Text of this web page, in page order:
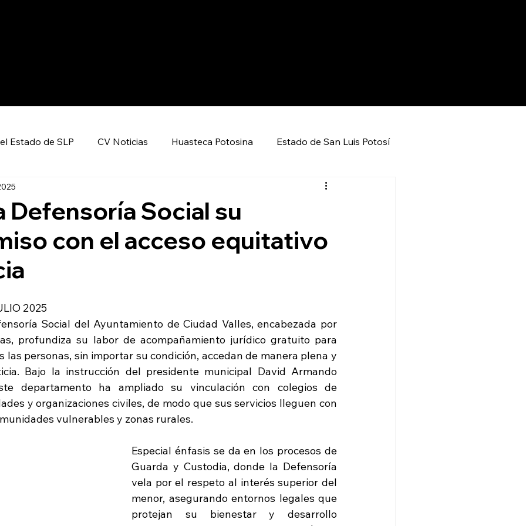
Estado de SLP CV Noticias Huasteca Potosina Estado de San Luis Potosí
Entretenimiento
y Tecnología Economía Política
Defensoría Social su
con el acceso equitativo
2025
Social del Ayuntamiento de Ciudad Valles, encabezada por
profundiza su labor de acompañamiento jurídico gratuito para
las personas, sin importar su condición, accedan de manera plena y
Bajo la instrucción del presidente municipal David Armando
departamento ha ampliado su vinculación con colegios de
y organizaciones civiles, de modo que sus servicios lleguen con
vulnerables y zonas rurales.
Especial énfasis se da en los procesos de
Guarda y Custodia, donde la Defensoría
vela por el respeto al interés superior del
menor, asegurando entornos legales que
protejan su bienestar y desarrollo